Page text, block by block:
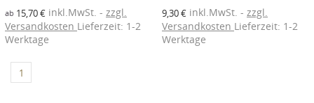
ab 15,70 € inkl.MwSt.
zzgl.
Versandkosten Lieferzeit: 1-2
Werktage
9,30 € inkl.MwSt.
zzgl.
Versandkosten Lieferzeit: 1-2
Werktage
1
add_circle_outlineNeue Liste anlegen
((modalDeleteText))